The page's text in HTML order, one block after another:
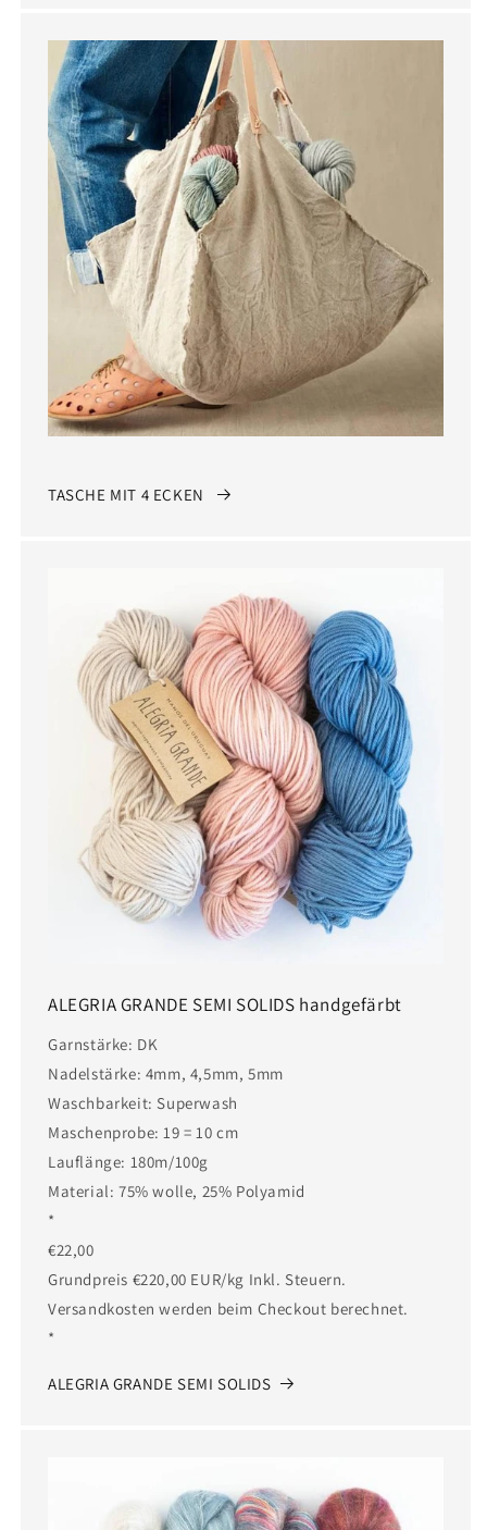
TASCHE MIT 4 ECKEN
ALEGRIA GRANDE SEMI SOLIDS handgefärbt
Garnstärke: DK
Nadelstärke: 4mm, 4,5mm, 5mm
Waschbarkeit: Superwash
Maschenprobe: 19 = 10 cm
Lauflänge: 180m/100g
Material: 75% wolle, 25% Polyamid
*
€22,00
Grundpreis €220,00 EUR/kg Inkl. Steuern.
Versandkosten werden beim Checkout berechnet.
*
ALEGRIA GRANDE SEMI SOLIDS